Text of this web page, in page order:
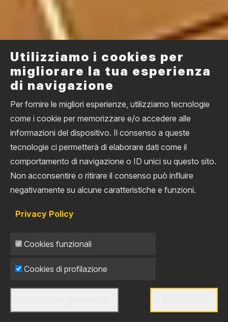
Utilizziamo i cookies per
migliorare la tua esperienza
di navigazione
Per fornire le migliori esperienze, utilizziamo tecnologie
come i cookie per memorizzare e/o accedere alle
informazioni del dispositivo. Il consenso a queste
tecnologie ci permetterà di elaborare dati come il
comportamento di navigazione o ID unici su questo sito.
Non acconsentire o ritirare il consenso può influire
negativamente su alcune caratteristiche e funzioni.
Privacy Policy
Cookies funzionali
Cookies di profilazione